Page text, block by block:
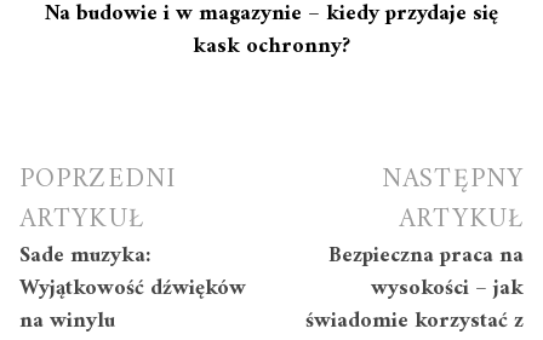
Na budowie i w magazynie – kiedy przydaje się
kask ochronny?
Nawigacja
wpisu
POPRZEDNI
ARTYKUŁ
Sade muzyka:
Wyjątkowość dźwięków
na winylu
NASTĘPNY
ARTYKUŁ
Bezpieczna praca na
wysokości – jak
świadomie korzystać z